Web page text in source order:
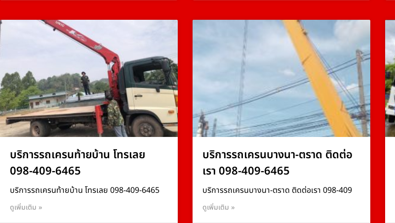
บริการรถเครนท้ายบ้าน โทรเลย
098-409-6465
บริการรถเครนท้ายบ้าน โทรเลย 098-409-6465
ดูเพิ่มเติม »
บริการรถเครนบางนา-ตราด ติดต่อ
เรา 098-409-6465
บริการรถเครนบางนา-ตราด ติดต่อเรา 098-409
ดูเพิ่มเติม »